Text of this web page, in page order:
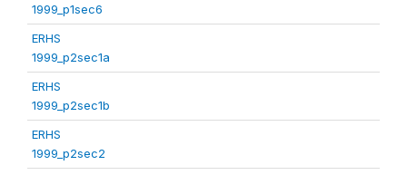
1999_p1sec6
ERHS
1999_p2sec1a
ERHS
1999_p2sec1b
ERHS
1999_p2sec2